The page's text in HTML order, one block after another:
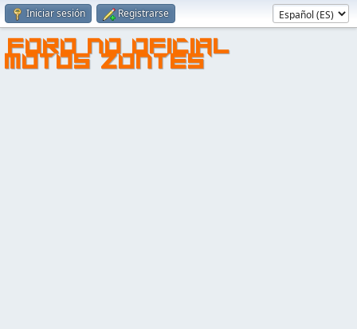
Iniciar sesión Registrarse
FORO NO OFICIAL
MOTOS ZONTES